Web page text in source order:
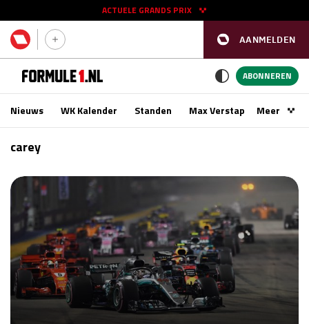
AANMELDEN
ACTUELE GRANDS PRIX
11 - 13 sep
Race
GP AZERBEIDZJAN 2026 24 - 26 sep
Kwalificatie
vr 14:00 - 15:00
09 - 11 okt
Kwalificatie
za 15:00 - 16:00
Race
zo 14:00 - 16:00
ABONNEREN
Nieuws WK Kalender Standen Max VerstappenMeer
carey